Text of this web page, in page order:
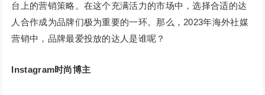
台上的营销策略。在这个充满活力的市场中，选择合适的达
人合作成为品牌们极为重要的一环。那么，2023年海外社媒
营销中，品牌最爱投放的达人是谁呢？
Instagram时尚博主